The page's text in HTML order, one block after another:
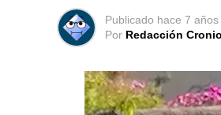
Publicado hace 7 años
Por Redacción Cronio